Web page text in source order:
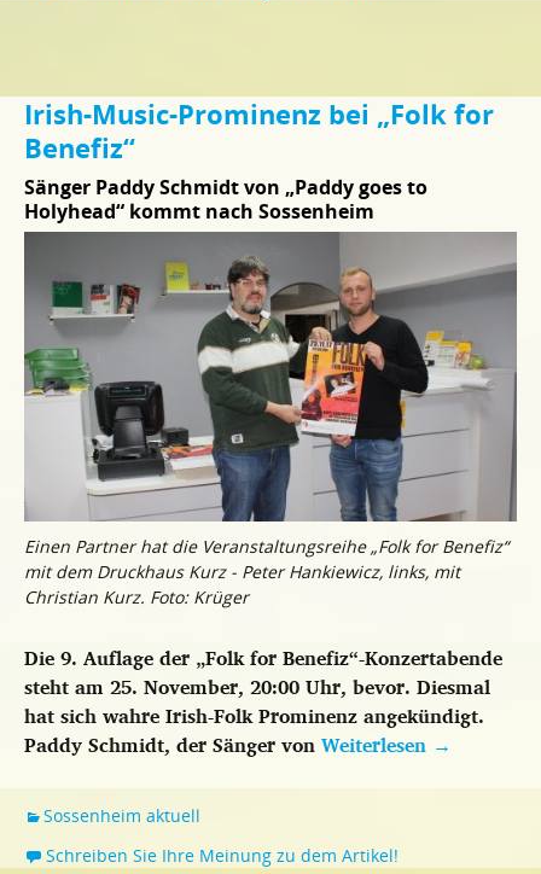
Irish-Music-Prominenz bei „Folk for
Benefiz“
Sänger Paddy Schmidt von „Paddy goes to
Holyhead“ kommt nach Sossenheim
Einen Partner hat die Veranstaltungsreihe „Folk for Benefiz“
mit dem Druckhaus Kurz - Peter Hankiewicz, links, mit
Christian Kurz. Foto: Krüger
Die 9. Auflage der „Folk for Benefiz“-Konzertabende
steht am 25. November, 20:00 Uhr, bevor. Diesmal
hat sich wahre Irish-Folk Prominenz angekündigt.
Paddy Schmidt, der Sänger vonWeiterlesen →
Sossenheim aktuell
Schreiben Sie Ihre Meinung zu dem Artikel!